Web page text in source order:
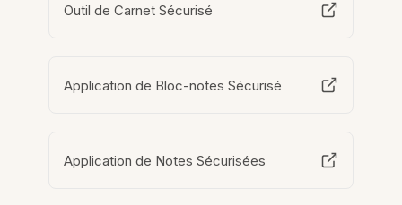
Outil de Carnet Sécurisé
Application de Bloc-notes Sécurisé
Application de Notes Sécurisées